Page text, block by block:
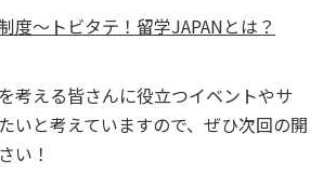
度～トビタテ！留学JAPANとは？
考える皆さんに役立つイベントやサ
いと考えていますので、ぜひ次回の開
い！